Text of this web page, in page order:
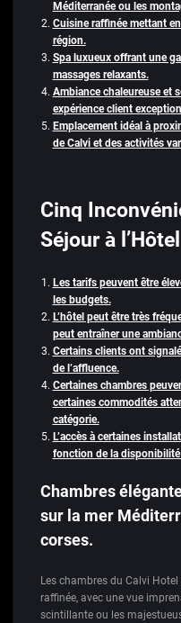
Méditerranée ou les
Cuisine raffinée mettant
région.
Spa luxueux offrant une
massages relaxants.
Ambiance chaleureuse et
expérience client
Emplacement idéal à
de Calvi et des activités
Cinq
Séjour à
Les tarifs peuvent être
les budgets.
L’hôtel peut être très
peut entraîner une
Certains clients ont
de l’affluence.
Certaines chambres
certaines commodités
catégorie.
L’accès à certaines
fonction de la disponibilité
Chambres
sur la mer
corses.
Les chambres du Calvi
raffinée, avec une vue
scintillante ou les